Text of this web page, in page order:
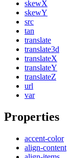
skewX
skewY
src
tan
translate
translate3d
translateX
translateY
translateZ
url
var
Properties
accent-color
align-content